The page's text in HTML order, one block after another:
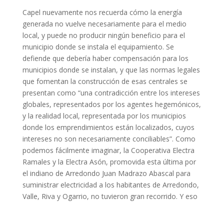
Capel nuevamente nos recuerda cómo la energía
generada no vuelve necesariamente para el medio
local, y puede no producir ningún beneficio para el
municipio donde se instala el equipamiento. Se
defiende que debería haber compensación para los
municipios donde se instalan, y que las normas legales
que fomentan la construcción de esas centrales se
presentan como “una contradicción entre los intereses
globales, representados por los agentes hegemónicos,
y la realidad local, representada por los municipios
donde los emprendimientos están localizados, cuyos
intereses no son necesariamente conciliables”. Como
podemos fácilmente imaginar, la Cooperativa Electra
Ramales y la Electra Asón, promovida esta última por
el indiano de Arredondo Juan Madrazo Abascal para
suministrar electricidad a los habitantes de Arredondo,
Valle, Riva y Ogarrio, no tuvieron gran recorrido. Y eso